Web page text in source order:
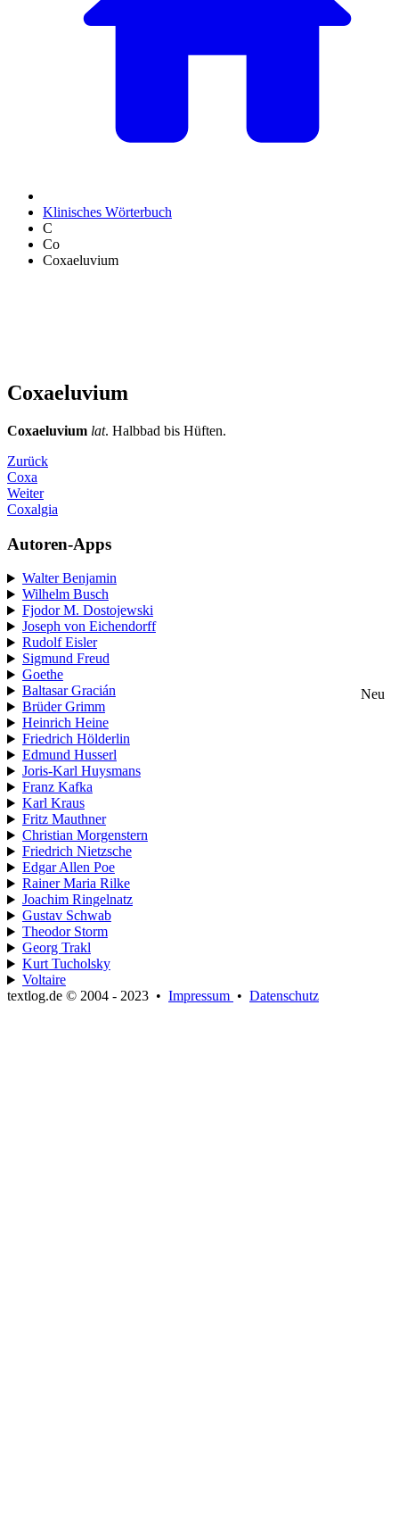
Klinisches Wörterbuch
C
Co
Coxaeluvium
Coxaeluvium
Coxaeluvium lat. Halbbad bis Hüften.
Zurück
Coxa
Weiter
Coxalgia
Autoren-Apps
Walter Benjamin
Wilhelm Busch
Fjodor M. Dostojewski
Joseph von Eichendorff
Rudolf Eisler
Sigmund Freud
Goethe
Baltasar Gracián
Neu
Brüder Grimm
Heinrich Heine
Friedrich Hölderlin
Edmund Husserl
Joris-Karl Huysmans
Franz Kafka
Karl Kraus
Fritz Mauthner
Christian Morgenstern
Friedrich Nietzsche
Edgar Allen Poe
Rainer Maria Rilke
Joachim Ringelnatz
Gustav Schwab
Theodor Storm
Georg Trakl
Kurt Tucholsky
Voltaire
textlog.de © 2004 - 2023 • Impressum • Datenschutz